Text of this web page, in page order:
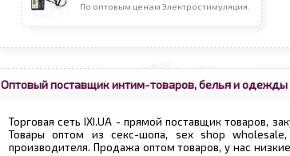
По оптовым ценам Электростимуляция.
Оптовый поставщик интим-товаров, белья и одежды
Торговая сеть IXI.UA - прямой поставщик товаров,
Товары оптом из секс-шопа, sex shop
производителя. Продажа оптом товаров, у нас